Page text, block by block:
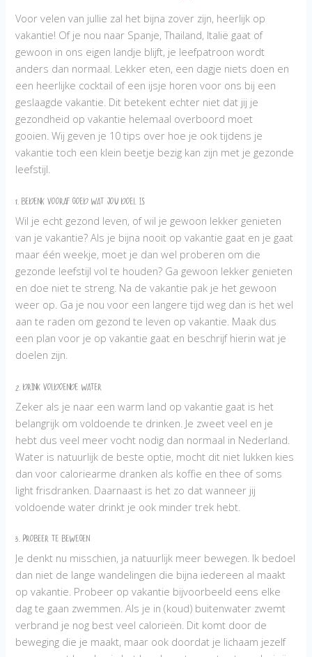
voorkom
jij
die
extra
kilo\’s!
Voor velen van jullie zal het bijna zover zijn, heerlijk op
vakantie! Of je nou naar Spanje, Thailand, Italië gaat of
gewoon in ons eigen landje blijft, je leefpatroon wordt
anders dan normaal. Lekker eten, een dagje niets doen en
een heerlijke cocktail of een ijsje horen voor ons bij een
geslaagde vakantie. Dit betekent echter niet dat jij je
gezondheid op vakantie helemaal overboord moet
gooien. Wij geven je 10 tips over hoe je ook tijdens je
vakantie toch een klein beetje bezig kan zijn met je gezonde
leefstijl.
1. Bedenk vooraf goed wat jou doel is
Wil je echt gezond leven, of wil je gewoon lekker genieten
van je vakantie? Als je bijna nooit op vakantie gaat en je gaat
maar één weekje, moet je dan wel proberen om die
gezonde leefstijl vol te houden? Ga gewoon lekker genieten
en doe niet te streng. Na de vakantie pak je het gewoon
weer op. Ga je nou voor een langere tijd weg dan is het wel
aan te raden om gezond te leven op vakantie. Maak dus
een plan voor je op vakantie gaat en beschrijf hierin wat je
doelen zijn.
2. Drink voldoende water
Zeker als je naar een warm land op vakantie gaat is het
belangrijk om voldoende te drinken. Je zweet veel en je
hebt dus veel meer vocht nodig dan normaal in Nederland.
Water is natuurlijk de beste optie, mocht dit niet lukken kies
dan voor caloriearme dranken als koffie en thee of soms
light frisdranken. Daarnaast is het zo dat wanneer jij
voldoende water drinkt je ook minder trek hebt.
3. Probeer te bewegen
Je denkt nu misschien, ja natuurlijk meer bewegen. Ik bedoel
dan niet de lange wandelingen die bijna iedereen al maakt
op vakantie. Probeer op vakantie bijvoorbeeld eens elke
dag te gaan zwemmen. Als je in (koud) buitenwater zwemt
verbrand je nog best veel calorieën. Dit komt door de
beweging die je maakt, maar ook doordat je lichaam jezelf